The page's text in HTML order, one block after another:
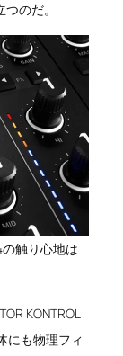
のだ。
の触り心地は
KONTROL
にも物理フィ